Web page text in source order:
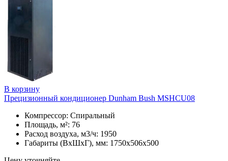
В корзину
Прецизионный кондиционер Dunham Bush MSHCU08
Компрессор: Спиральный
Площадь, м²: 76
Расход воздуха, м3/ч: 1950
Габариты (ВхШхГ), мм: 1750х506х500